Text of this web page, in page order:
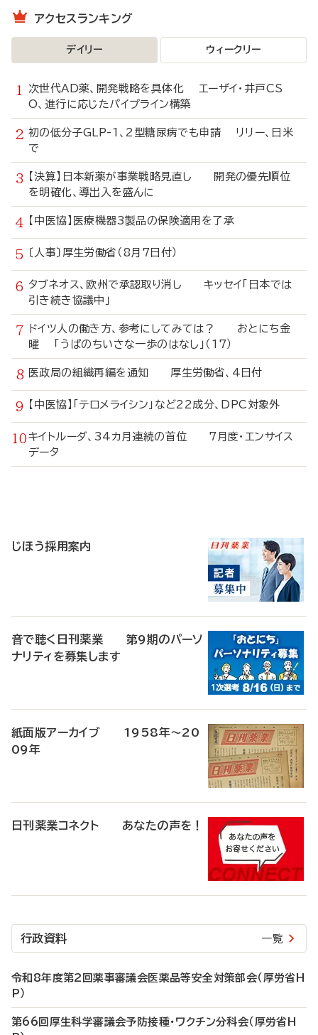
アクセスランキング
デイリー ウィークリー
次世代AD薬、開発戦略を具体化 エーザイ・井戸CS
O、進行に応じたパイプライン構築
初の低分子GLP-1、2型糖尿病でも申請 リリー、日米
で
【決算】日本新薬が事業戦略見直し 開発の優先順位
を明確化、導出入を盛んに
【中医協】医療機器3製品の保険適用を了承
〔人事〕厚生労働省（8月7日付）
タブネオス、欧州で承認取り消し キッセイ「日本では
引き続き協議中」
ドイツ人の働き方、参考にしてみては？ おとにち金
曜 「うぱのちいさな一歩のはなし」（17）
医政局の組織再編を通知 厚生労働省、4日付
【中医協】「テロメライシン」など22成分、DPC対象外
キイトルーダ、34カ月連続の首位 7月度・エンサイス
データ
じほう採用案内
音で聴く日刊薬業 第9期のパーソ
ナリティを募集します
紙面版アーカイブ 1958年～20
09年
日刊薬業コネクト あなたの声を！
行政資料 一覧
令和8年度第2回薬事審議会医薬品等安全対策部会（厚労省H
P）
第66回厚生科学審議会予防接種・ワクチン分科会（厚労省H